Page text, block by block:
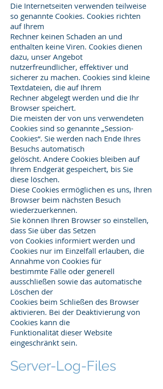
Die Internetseiten verwenden teilweise
so genannte Cookies. Cookies richten
auf Ihrem
Rechner keinen Schaden an und
enthalten keine Viren. Cookies dienen
dazu, unser Angebot
nutzerfreundlicher, effektiver und
sicherer zu machen. Cookies sind kleine
Textdateien, die auf Ihrem
Rechner abgelegt werden und die Ihr
Browser speichert.
Die meisten der von uns verwendeten
Cookies sind so genannte „Session-
Cookies“. Sie werden nach Ende Ihres
Besuchs automatisch
gelöscht. Andere Cookies bleiben auf
Ihrem Endgerät gespeichert, bis Sie
diese löschen.
Diese Cookies ermöglichen es uns, Ihren
Browser beim nächsten Besuch
wiederzuerkennen.
Sie können Ihren Browser so einstellen,
dass Sie über das Setzen
von Cookies informiert werden und
Cookies nur im Einzelfall erlauben, die
Annahme von Cookies für
bestimmte Fälle oder generell
ausschließen sowie das automatische
Löschen der
Cookies beim Schließen des Browser
aktivieren. Bei der Deaktivierung von
Cookies kann die
Funktionalität dieser Website
eingeschränkt sein.
Server-Log-Files